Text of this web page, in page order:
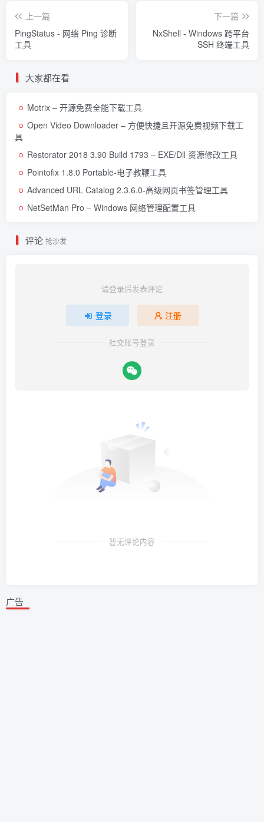
上一篇
PingStatus - 网络 Ping 诊断
工具
下一篇
NxShell - Windows 跨平台
SSH 终端工具
大家都在看
Motrix – 开源免费全能下载工具
Open Video Downloader – 方便快捷且开源免费视频下载工
具
Restorator 2018 3.90 Build 1793 – EXE/Dll 资源修改工具
Pointofix 1.8.0 Portable-电子教鞭工具
Advanced URL Catalog 2.3.6.0-高级网页书签管理工具
NetSetMan Pro – Windows 网络管理配置工具
评论 抢沙发
请登录后发表评论
登录 注册
社交账号登录
暂无评论内容
广告